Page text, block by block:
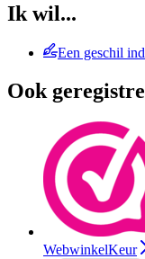
Ik wil...
Een geschil
Ook
WebwinkelKeur